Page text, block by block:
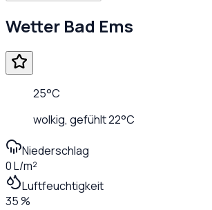
Wetter Bad Ems
25°C
wolkig, gefühlt22°C
Niederschlag
0 L/m²
Luftfeuchtigkeit
35 %